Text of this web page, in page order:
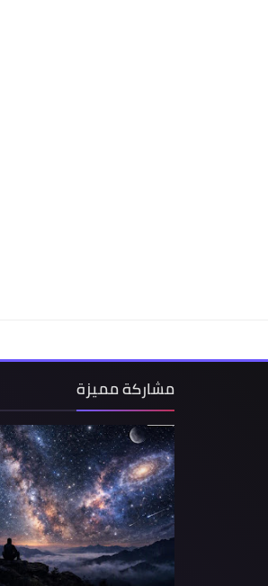
مشاركة مميزة